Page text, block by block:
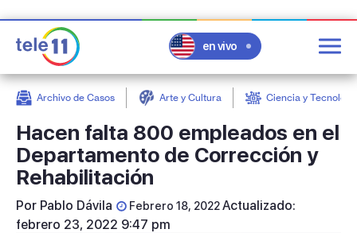
en vivo
Archivo de Casos Arte y Cultura Ciencia y
Hacen falta 800 empleados en el
Departamento de Corrección y
Rehabilitación
Por Pablo Dávila Febrero 18, 2022Actualizado:
febrero 23, 2022 9:47 pm
post